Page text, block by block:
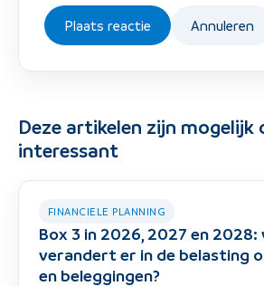
Plaats reactie Annuleren
Deze artikelen zijn mogelijk
interessant
FINANCIELE PLANNING
Box 3 in 2026, 2027 en
verandert er in de belasting
en beleggingen?